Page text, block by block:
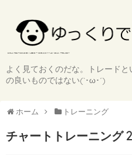
よく見ておくのだな。トレード
の良いものではない(`･ω･´)
ホーム トレーニング
チャートトレーニング